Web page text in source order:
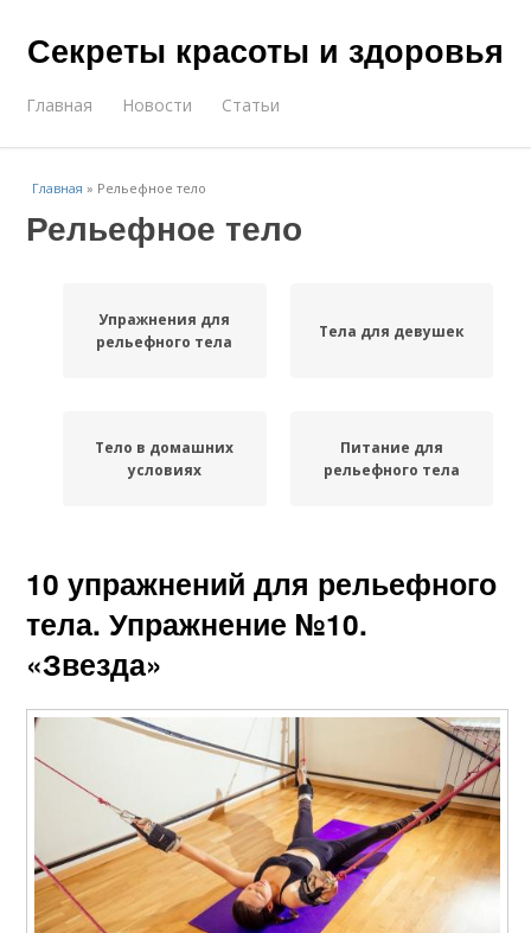
Секреты красоты и здоровья
Главная Новости Статьи
Главная » Рельефное тело
Рельефное тело
Упражнения для
рельефного тела
Тела для девушек
Тело в домашних
условиях
Питание для
рельефного тела
10 упражнений для рельефного
тела. Упражнение №10.
«Звезда»